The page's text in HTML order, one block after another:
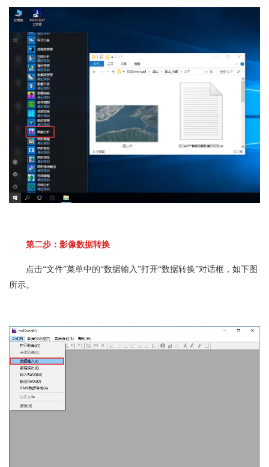
第二步：影像数据转换
点击“文件”菜单中的“数据输入”打开“数据转换”对话框，如下图
所示。